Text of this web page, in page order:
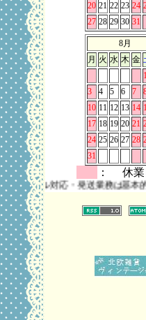
20 21 22 23 24
27 28 29 30 31
8月
月 火 水 木 金
1
3
4 5 6 7
10 11 12 13 14
17 18 19 20 21
24 25 26 27 28
31
： 休業
ール対応・発送業務は基本的